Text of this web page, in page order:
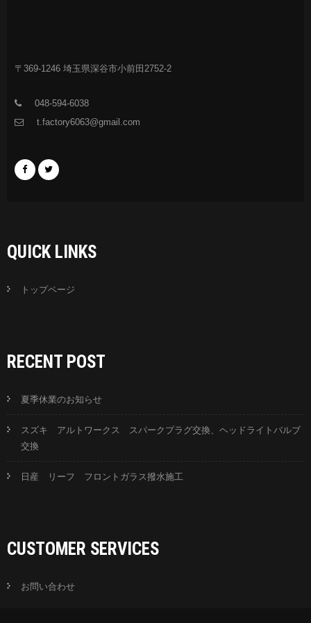
〒369-1246 埼玉県深谷市小前田2752-2
048-594-6038
t.factory6063@gmail.com
QUICK LINKS
トップページ
RECENT POST
夏季休業のお知らせ
スズキ アルトワークス スパークプラグ交換、ヘッドライトバルブ
交換
日産 リーフ フロントガラス撥水施工
CUSTOMER SERVICES
お問い合わせ